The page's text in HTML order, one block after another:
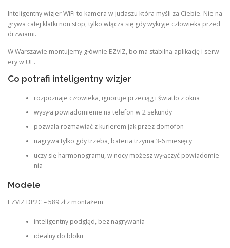
Inteligentny wizjer WiFi to kamera w judaszu która myśli za Ciebie. Nie na
grywa całej klatki non stop, tylko włącza się gdy wykryje człowieka przed
drzwiami.
W Warszawie montujemy głównie EZVIZ, bo ma stabilną aplikację i serw
ery w UE.
Co potrafi inteligentny wizjer
rozpoznaje człowieka, ignoruje przeciąg i światło z okna
wysyła powiadomienie na telefon w 2 sekundy
pozwala rozmawiać z kurierem jak przez domofon
nagrywa tylko gdy trzeba, bateria trzyma 3-6 miesięcy
uczy się harmonogramu, w nocy możesz wyłączyć powiadomie
nia
Modele
EZVIZ DP2C – 589 zł z montażem
inteligentny podgląd, bez nagrywania
idealny do bloku